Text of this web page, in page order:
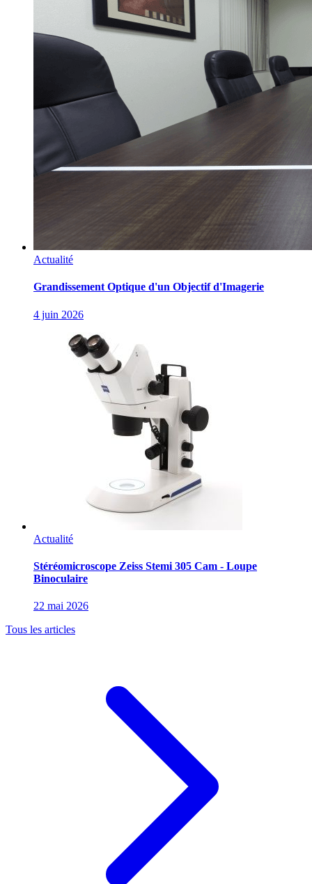
Actualité
Grandissement Optique d'un Objectif d'Imagerie
4 juin 2026
Actualité
Stéréomicroscope Zeiss Stemi 305 Cam - Loupe
Binoculaire
22 mai 2026
Tous les articles